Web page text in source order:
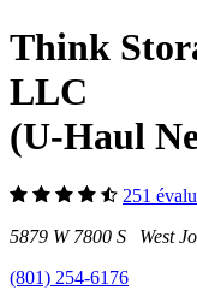
Think
LLC
(U-Haul
251
5879 W 7800 S West
(801) 254-6176